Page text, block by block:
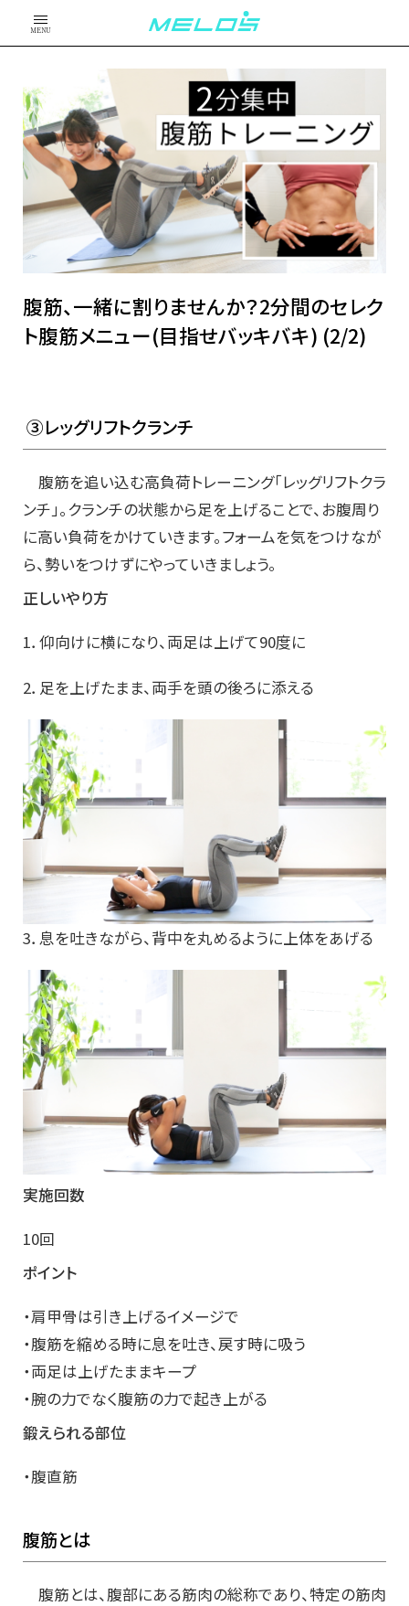
MENU
腹筋、一緒に割りませんか？2分間のセレク
ト腹筋メニュー(目指せバッキバキ) (2/2)
③レッグリフトクランチ
腹筋を追い込む高負荷トレーニング「レッグリフトクラ
ンチ」。クランチの状態から足を上げることで、お腹周り
に高い負荷をかけていきます。フォームを気をつけなが
ら、勢いをつけずにやっていきましょう。
正しいやり方
1．仰向けに横になり、両足は上げて90度に
2．足を上げたまま、両手を頭の後ろに添える
3．息を吐きながら、背中を丸めるように上体をあげる
実施回数
10回
ポイント
・肩甲骨は引き上げるイメージで
・腹筋を縮める時に息を吐き、戻す時に吸う
・両足は上げたままキープ
・腕の力でなく腹筋の力で起き上がる
鍛えられる部位
・腹直筋
腹筋とは
腹筋とは、腹部にある筋肉の総称であり、特定の筋肉